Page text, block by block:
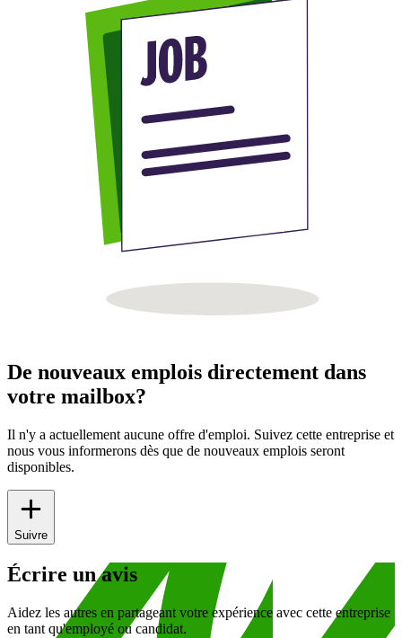
De nouveaux emplois directement dans
votre mailbox?
Il n'y a actuellement aucune offre d'emploi. Suivez cette entreprise et
nous vous informerons dès que de nouveaux emplois seront
disponibles.
Suivre
Écrire un avis
Aidez les autres en partageant votre expérience avec cette entreprise
en tant qu'employé ou candidat.